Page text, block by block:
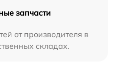
запчасти
от производителя в
складах.